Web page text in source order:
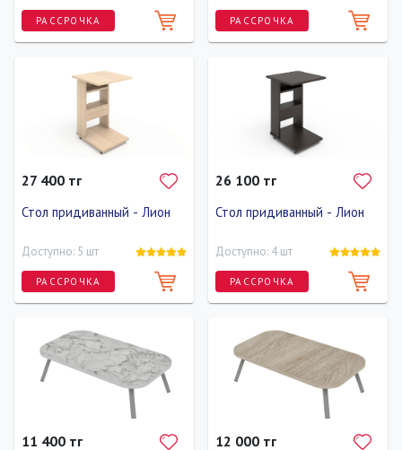
РАССРОЧКА
Ширина
70 см
РАССРОЧКА
Ширина
60 см
27 400 тг
Стол придиванный - Лион
Доступно: 5 шт
РАССРОЧКА
50 см
Ширина
50 см 70 см
26 100 тг
Стол придиванный - Лион
Доступно: 4 шт
РАССРОЧКА
50 см
Ширина
50 см 70 см
11 400 тг 12 000 тг